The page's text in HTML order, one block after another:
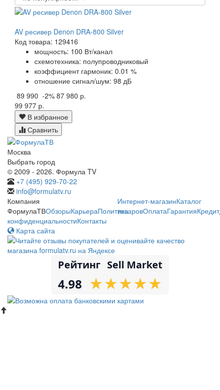
AV ресивер Denon DRA-800 Silver
Код товара: 129416
мощность: 100 Вт/канал
схемотехника: полупроводниковый
коэффициент гармоник: 0.01 %
отношение сигнал/шум: 98 дБ
89 990 -2% 87 980 р.
99 977 р.
В избранное
Сравнить
Москва
Выбрать город
© 2009 - 2026. Формула TV
+7 (495) 929-70-22
info@formulatv.ru
Компания
ФормулаТВОбзорыКарьераПолитика
конфиденциальностиКонтакты
Интернет-магазинКаталог
товаровОплатаГарантияКредит
Карта сайта
Рейтинг Sell Market
4.98 ★
★★
★★
★★
★★
★